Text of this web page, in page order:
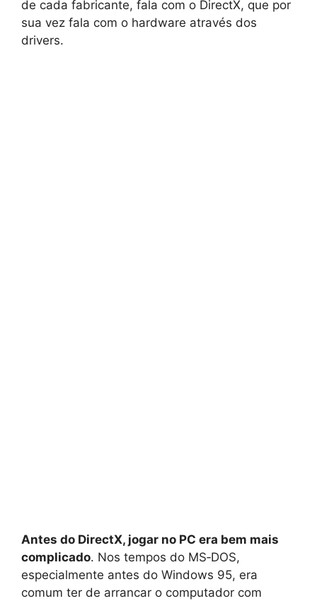
de cada fabricante, fala com o DirectX, que por
sua vez fala com o hardware através dos
drivers.
Antes do DirectX, jogar no PC era bem mais
complicado. Nos tempos do MS‑DOS,
especialmente antes do Windows 95, era
comum ter de arrancar o computador com